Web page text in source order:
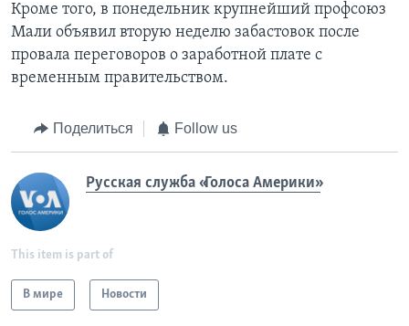
Кроме того, в понедельник крупнейший профсоюз
Мали объявил вторую неделю забастовок после
провала переговоров о заработной плате с
временным правительством.
Поделиться Follow us
Русская служба «Голоса Америки»
This item is part of
В мире Новости